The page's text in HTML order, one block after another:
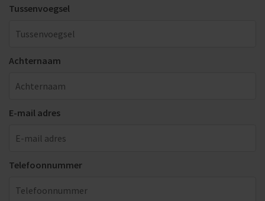
Tussenvoegsel
Achternaam
E-mail adres
Telefoonnummer